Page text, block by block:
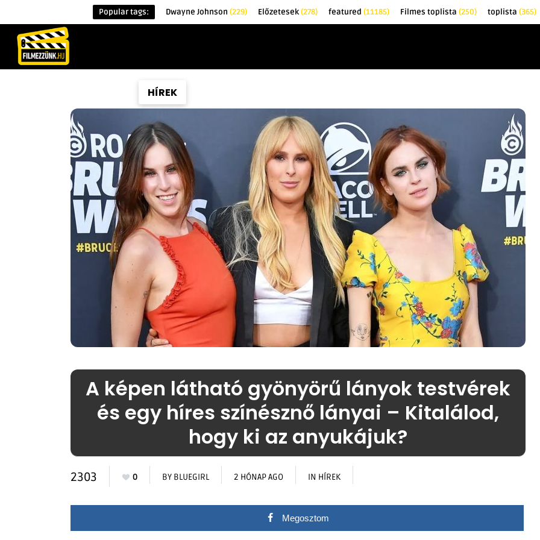
Popular tags: Dwayne Johnson (229) Előzetesek(278) featured (11185) Filmes toplista (250) toplista (365)
HÍREK
A képen látható gyönyörű lányok testvérek
és egy híres színésznő lányai – Kitalálod,
hogy ki az anyukájuk?
2303 0 BY BLUEGIRL 2 HÓNAP AGO IN HÍREK
Megosztom